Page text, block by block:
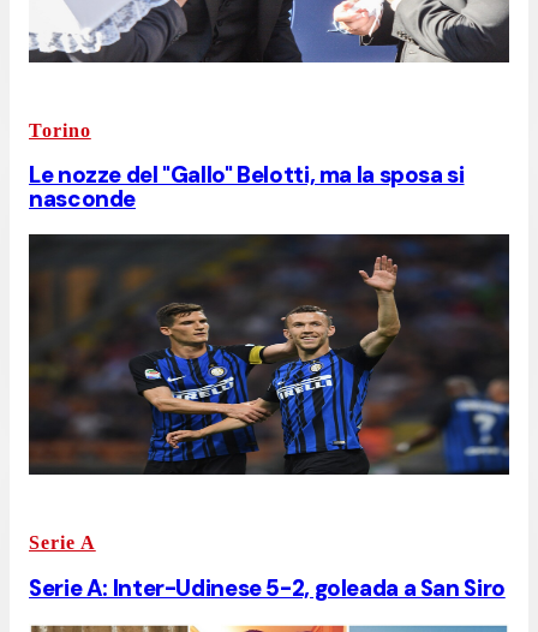
Torino
Le nozze del "Gallo" Belotti, ma la sposa si
nasconde
Serie A
Serie A: Inter-Udinese 5-2, goleada a San Siro